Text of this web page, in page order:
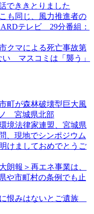
でききとりました
も同じ、風力推進者の
テレビ 29分番組：
クマによる死亡事故第
マスコミは「襲う」
町が森林破壊型巨大風
宮城県北部
境法律家連盟、宮城県
、現地でシンポジウム
けましておめでとうご
朗報＞再エネ事業は、
や市町村の条例でも止
恨みはないとご遺族